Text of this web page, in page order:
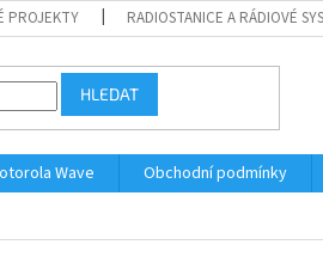
PROJEKTY RADIOSTANICE A RÁDIOVÉ
HLEDAT
Wave
Obchodní podmínky